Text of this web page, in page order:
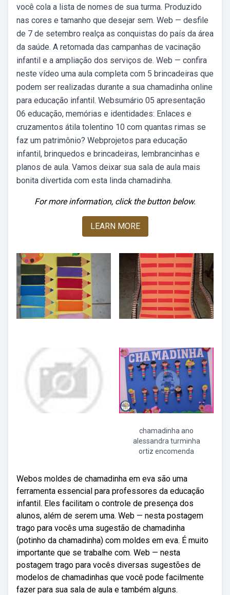
você cola a lista de nomes de sua turma. Produzido
nas cores e tamanho que desejar sem. Web — desfile
de 7 de setembro realça as conquistas do país da área
da saúde. A retomada das campanhas de vacinação
infantil e a ampliação dos serviços de. Web — confira
neste vídeo uma aula completa com 5 brincadeiras que
podem ser realizadas durante a sua chamadinha online
para educação infantil. Websumário 05 apresentação
06 educação, memórias e identidades: Enlaces e
cruzamentos átila tolentino 10 com quantas rimas se
faz um patrimônio? Webprojetos para educação
infantil, brinquedos e brincadeiras, lembrancinhas e
planos de aula. Vamos deixar sua sala de aula mais
bonita divertida com esta linda chamadinha.
For more information, click the button below.
LEARN MORE
chamadinha ano
alessandra turminha
ortiz encomenda
Webos moldes de chamadinha em eva são uma
ferramenta essencial para professores da educação
infantil. Eles facilitam o controle de presença dos
alunos, além de serem uma. Web — nesta postagem
trago para vocês uma sugestão de chamadinha
(potinho da chamadinha) com moldes em eva. É muito
importante que se trabalhe com. Web — nesta
postagem trago para vocês diversas sugestões de
modelos de chamadinhas que você pode facilmente
fazer para sua sala de aula e também alguns.